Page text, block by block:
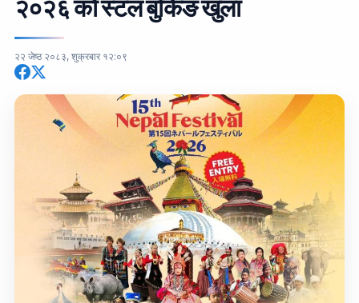
२०२६ को स्टल बुकिङ खुला
२२ जेष्ठ २०८३, शुक्रबार १२:०९